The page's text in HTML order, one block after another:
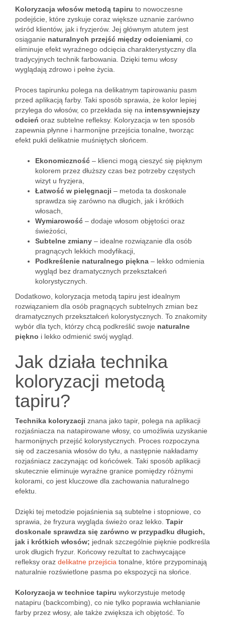
Koloryzacja włosów metodą tapiru to nowoczesne
podejście, które zyskuje coraz większe uznanie zarówno
wśród klientów, jak i fryzjerów. Jej głównym atutem jest
osiąganie naturalnych przejść między odcieniami , co
eliminuje efekt wyraźnego odcięcia charakterystyczny dla
tradycyjnych technik farbowania. Dzięki temu włosy
wyglądają zdrowo i pełne życia.
Proces tapirunku polega na delikatnym tapirowaniu pasm
przed aplikacją farby. Taki sposób sprawia, że kolor lepiej
przylega do włosów, co przekłada się na intensywniejszy
odcień oraz subtelne refleksy. Koloryzacja w ten sposób
zapewnia płynne i harmonijne przejścia tonalne, tworząc
efekt pukli delikatnie muśniętych słońcem.
Ekonomiczność – klienci mogą cieszyć się pięknym
kolorem przez dłuższy czas bez potrzeby częstych
wizyt u fryzjera,
Łatwość w pielęgnacji – metoda ta doskonale
sprawdza się zarówno na długich, jak i krótkich
włosach,
Wymiarowość – dodaje włosom objętości oraz
świeżości,
Subtelne zmiany – idealne rozwiązanie dla osób
pragnących lekkich modyfikacji,
Podkreślenie naturalnego piękna – lekko odmienia
wygląd bez dramatycznych przekształceń
kolorystycznych.
Dodatkowo, koloryzacja metodą tapiru jest idealnym
rozwiązaniem dla osób pragnących subtelnych zmian bez
dramatycznych przekształceń kolorystycznych. To znakomity
wybór dla tych, którzy chcą podkreślić swoje naturalne
piękno i lekko odmienić swój wygląd.
Jak działa technika
koloryzacji metodą
tapiru?
Technika koloryzacji znana jako tapir, polega na aplikacji
rozjaśniacza na natapirowane włosy, co umożliwia uzyskanie
harmonijnych przejść kolorystycznych. Proces rozpoczyna
się od zaczesania włosów do tyłu, a następnie nakładamy
rozjaśniacz zaczynając od końcówek. Taki sposób aplikacji
skutecznie eliminuje wyraźne granice pomiędzy różnymi
kolorami, co jest kluczowe dla zachowania naturalnego
efektu.
Dzięki tej metodzie pojaśnienia są subtelne i stopniowe, co
sprawia, że fryzura wygląda świeżo oraz lekko. Tapir
doskonale sprawdza się zarówno w przypadku długich,
jak i krótkich włosów; jednak szczególnie pięknie podkreśla
urok długich fryzur. Końcowy rezultat to zachwycające
refleksy oraz delikatne przejścia tonalne, które przypominają
naturalnie rozświetlone pasma po ekspozycji na słońce.
Koloryzacja w technice tapiru wykorzystuje metodę
natapiru (backcombing), co nie tylko poprawia wchłanianie
farby przez włosy, ale także zwiększa ich objętość. To